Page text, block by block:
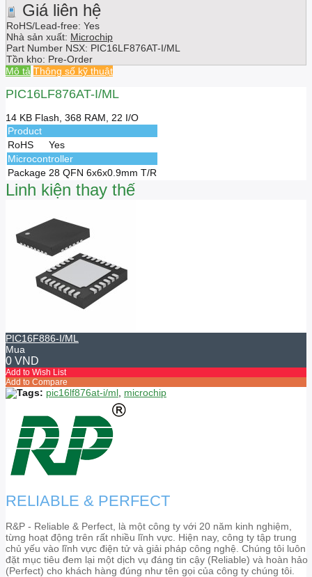
Giá liên hệ
RoHS/Lead-free: Yes
Nhà sản xuất: Microchip
Part Number NSX: PIC16LF876AT-I/ML
Tồn kho: Pre-Order
Mô tả Thông số kỹ thuật
PIC16LF876AT-I/ML
14 KB Flash, 368 RAM, 22 I/O
Product
RoHS
Yes
Microcontroller
Package 28 QFN 6x6x0.9mm T/R
Linh kiện thay thế
PIC16F886-I/ML
Mua
0 VND
Add to Wish List
Add to Compare
Tags: pic16lf876at-i/ml microchip
RELIABLE & PERFECT
R&P - Reliable & Perfect, là một công ty với 20 năm kinh nghiệm,
từng hoạt động trên rất nhiều lĩnh vực. Hiện nay, công ty tập trung
chủ yếu vào lĩnh vực điện tử và giải pháp công nghệ. Chúng tôi luôn
đặt mục tiêu đem lại một dịch vụ đáng tin cậy (Reliable) và hoàn hảo
(Perfect) cho khách hàng đúng như tên gọi của công ty chúng tôi.